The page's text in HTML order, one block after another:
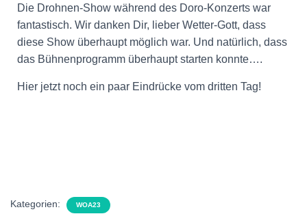
Die Drohnen-Show während des Doro-Konzerts war
fantastisch. Wir danken Dir, lieber Wetter-Gott, dass
diese Show überhaupt möglich war. Und natürlich, dass
das Bühnenprogramm überhaupt starten konnte….
Hier jetzt noch ein paar Eindrücke vom dritten Tag!
Kategorien: WOA23